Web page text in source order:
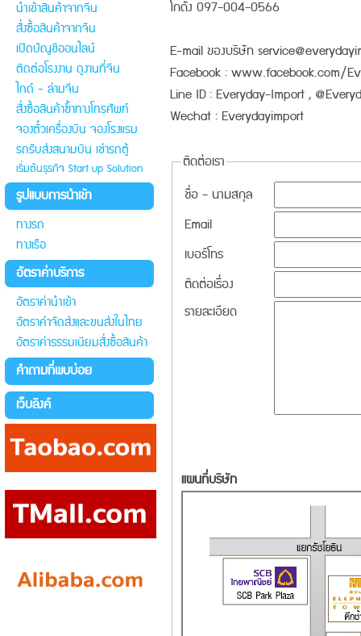
นำเข้าสินค้าจากจีน
สั่งซื้อสินค้าจากจีน
เปิดบัญชีออนไลน์
ติดต่อโรงงาน ดูงานที่จีน
ไกด์ - ล่ามจีน
สั่งซื้อสินค้าซ้ำทางโทรศัพท์
จองตั๋วเครื่องบิน จองโรงแรม
รถรับส่งสนามบิน เช่ารถตู้
เริ่มต้นธุรกิจ Start up Solution
รูปแบบการนำเข้า
ทางรถ
ทางเรือ
อัตราค่าบริการ
อัตราค่านำเข้า
อัตราค่าจัดส่งและขนส่งในไทย
อัตราค่าธรรมเนียมสั่งซื้อสินค้า
คำถามที่พบบ่อย
เว็บลิงค์
โกดัง 097-004-0566
E-mail ของบริษัท
Facebook : www.facebook.com/
Line ID : Everyday-Import ,
Wechat : Everydayimport
ติดต่อเรา
ชื่อ - นามสกุล
Email
เบอร์โทร
ติดต่อเรื่อง
รายละเอียด
แผนที่บริษัท